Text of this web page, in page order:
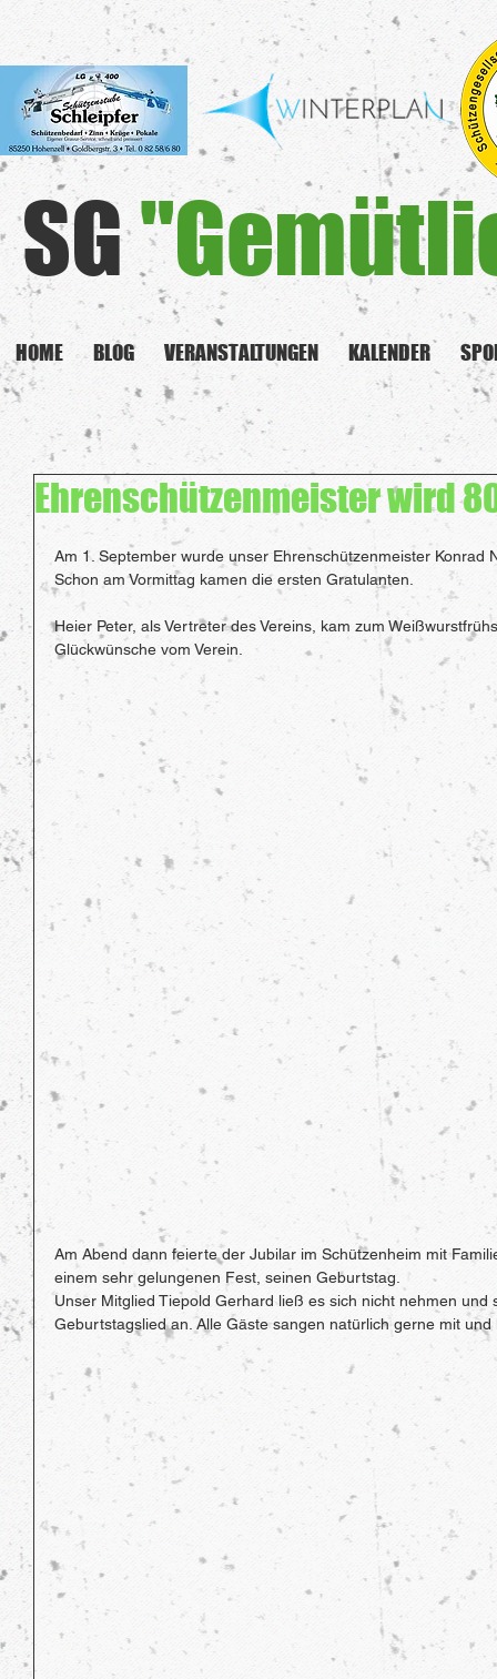
SG
HOME BLOG VERANSTALTUNGEN KALENDER
Ehrenschützenmeister wird
Am 1. September wurde unser Ehrenschützenmeister Konrad
Schon am Vormittag kamen die ersten Gratulanten.
Heier Peter, als Vertreter des Vereins, kam zum
Glückwünsche vom Verein.
Am Abend dann feierte der Jubilar im Schützenheim mit
einem sehr gelungenen Fest, seinen Geburtstag.
Unser Mitglied Tiepold Gerhard ließ es sich nicht nehmen
Geburtstagslied an. Alle Gäste sangen natürlich gerne mit